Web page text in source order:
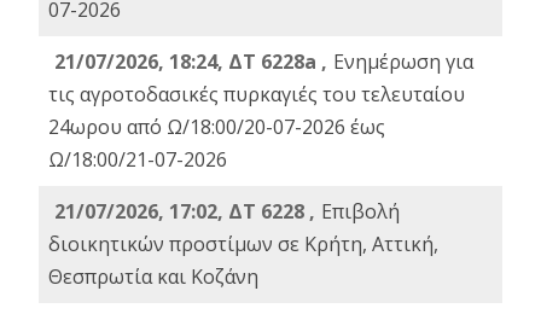
07-2026
21/07/2026, 18:24, ΔΤ 6228a , Ενημέρωση για
τις αγροτοδασικές πυρκαγιές του τελευταίου
24ωρου από Ω/18:00/20-07-2026 έως
Ω/18:00/21-07-2026
21/07/2026, 17:02, ΔΤ 6228 , Επιβολή
διοικητικών προστίμων σε Κρήτη, Αττική,
Θεσπρωτία και Κοζάνη